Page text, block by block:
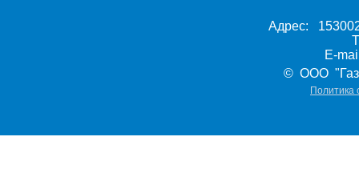
Адрес:
E-
© ООО
Политика